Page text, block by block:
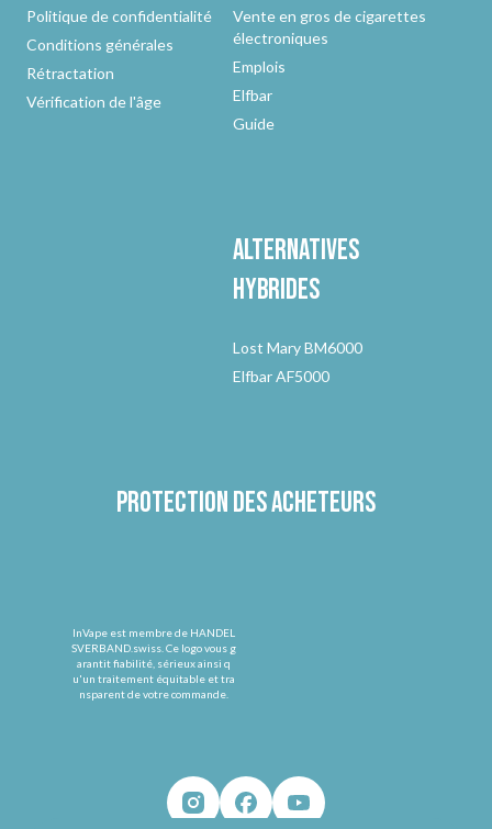
Politique de confidentialité
Conditions générales
Rétractation
Vérification de l'âge
Vente en gros de cigarettes
électroniques
Emplois
Elfbar
Guide
Alternatives
hybrides
Lost Mary BM6000
Elfbar AF5000
Protection des acheteurs
InVape est membre de HANDEL
SVERBAND.swiss. Ce logo vous g
arantit fiabilité, sérieux ainsi q
u'un traitement équitable et tra
nsparent de votre commande.